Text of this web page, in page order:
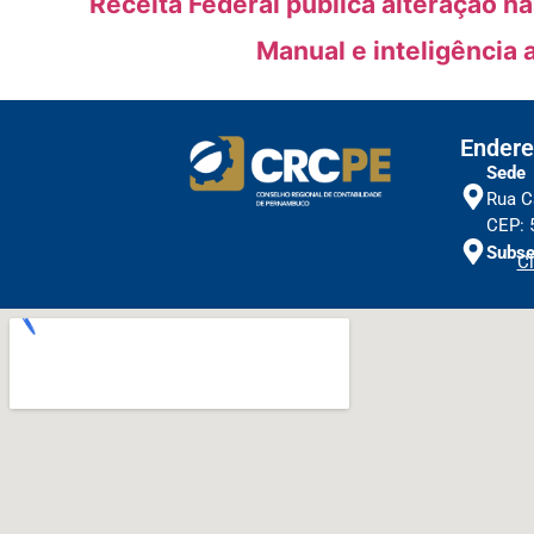
Manual e inteligência
Sede
Rua
CEP: